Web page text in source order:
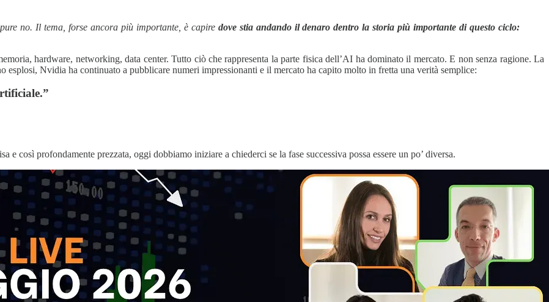
no. Il tema, forse ancora più importante, è capire dove stia andando il denaro dentro la storia più importante di questo ciclo:
hardware, networking, data center. Tutto ciò che rappresenta la parte fisica dell’AI ha dominato il mercato. E non senza ragione. La
esplosi, Nvidia ha continuato a pubblicare numeri impressionanti e il mercato ha capito molto in fretta una verità semplice:
.”
e così profondamente prezzata, oggi dobbiamo iniziare a chiederci se la fase successiva possa essere un po’ diversa.